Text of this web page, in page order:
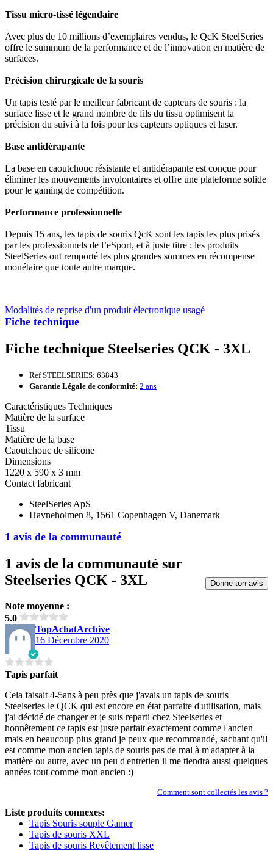
Fiche technique
1 avis de la communauté
Tissu micro-tissé légendaire
Avec plus de 10 millions d’exemplaires vendus, le QcK SteelSeries
offre le summum de la performance et de l’innovation en matière de
surfaces.
Précision chirurgicale de la souris
Un tapis testé par le meilleur fabricant de capteurs de souris : la
surface lisse et le grand nombre de fils du tissu optimisent la
précision du suivi à la fois pour les capteurs optiques et laser.
Base antidérapante
La base en caoutchouc résistante et antidérapante est conçue pour
éliminer les mouvements involontaires et offre une plateforme solide
pour le gaming de compétition.
Performance professionnelle
Depuis 15 ans, les tapis de souris QcK sont les tapis les plus prisés
par les professionnels de l’eSport, et à juste titre : les produits
SteelSeries ont remporté les plus grandes sommes en récompense
monétaire que toute autre marque.
Modalités de reprise d'un produit électronique usagé
Fiche technique Steelseries QCK - 3XL
Ref STEELSERIES: 63843
Garantie Légale de conformité: 2 ans
Caractéristiques Techniques
Matière de la surface
Tissu
Matière de la base
Caoutchouc de silicone
Dimensions
1220 x 590 x 3 mm
Contact fabricant
SteelSeries ApS
Havneholmen 8, 1561 Copenhagen V, Danemark
1 avis de la communauté sur
Steelseries QCK - 3XL
Note moyenne :
5.0
Donne ton avis
TopAchatArchive
16 Décembre 2020
Tapis parfait
Cela faisait 4-5ans à peu près que j'avais un tapis de souris
Steelseries le QCK qui est encore en état parfaite d'utilisation, mais
j'ai décidé de changer et je suis reparti chez Steelseries et
honnêtement ce tapis est juste parfait exactement comme l'ancien
mais en beaucoup plus grand je peux que recommandé, sachant qu'il
est comme mon ancien tapis de souris pas de mal à m'adapter à la
matière ou autre, avec un peu d'entretien il me tiendra aussi quelques
années tout comme mon ancien :)
Comment sont collectés les avis ?
Liste produits connexes:
Tapis Souris souple Gamer
Tapis de souris XXL
Tapis de souris Revêtement lisse